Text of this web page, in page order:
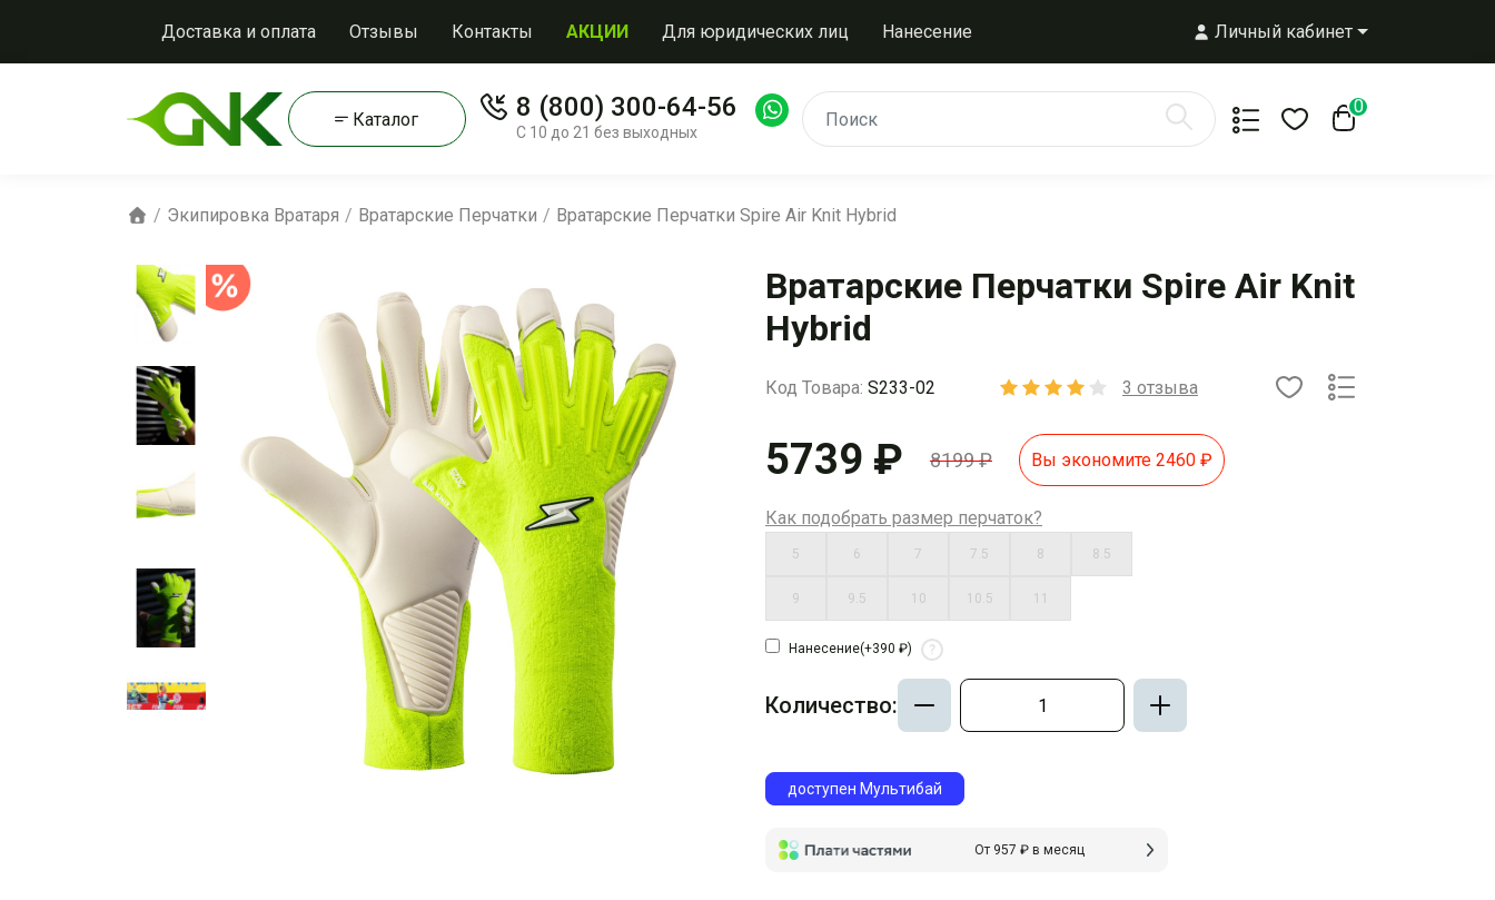
Доставка и оплата Отзывы Контакты АКЦИИ Для юридических лиц Нанесение Личный кабинет
Каталог 8 (800) 300-64-56
С 10 до 21 без выходных
0
Экипировка Вратаря Вратарские Перчатки Вратарские Перчатки Spire Air Knit Hybrid
Вратарские Перчатки Spire Air Knit
Hybrid
Код Товара: S233-02 3 отзыва
5739 ₽ 8199 ₽ Вы экономите 2460 ₽
Как подобрать размер перчаток?
5 6 7 7.5 8 8.5
9 9.5 10 10.5 11
Нанесение(+390 ₽) ?
Количество:
доступен Мультибай
От 957 ₽ в месяц